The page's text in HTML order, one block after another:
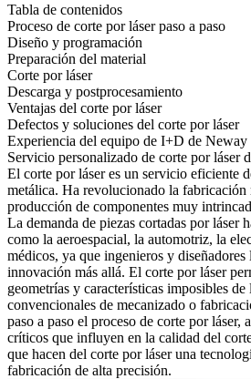
Tabla de contenidos
Proceso de corte por láser paso a paso
Diseño y programación
Preparación del material
Corte por láser
Descarga y postprocesamiento
Ventajas del corte por láser
Defectos y soluciones del corte por láser
Experiencia del equipo de I+D de Neway
Servicio personalizado de corte por láser
El corte por láseres un servicio eficiente
metálica. Ha revolucionado la fabricación
producción de componentes muy
La demanda de piezas cortadas por láser
como la aeroespacial, la automotriz, la
médicos, ya que ingenieros y
innovación más allá. El corte por láser
geometrías y características imposibles
convencionales de mecanizado o
paso a paso el proceso de corte por láser,
críticos que influyen en la calidad del
que hacen del corte por láser una
fabricación de alta precisión.